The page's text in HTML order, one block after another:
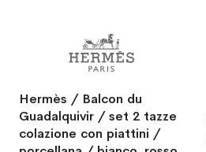
Hermès / Balcon du
Guadalquivir / set 2 tazze
colazione con piattini /